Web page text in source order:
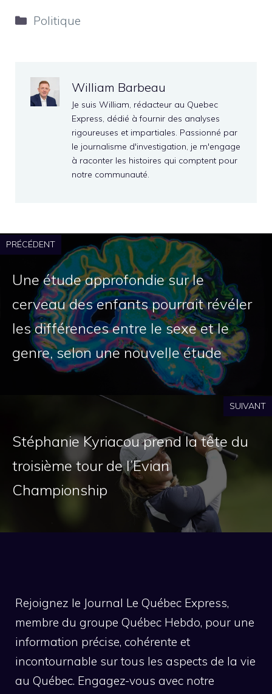
Catégories
Politique
William Barbeau
Je suis William, rédacteur au Quebec
Express, dédié à fournir des analyses
rigoureuses et impartiales. Passionné par
le journalisme d'investigation, je m'engage
à raconter les histoires qui comptent pour
notre communauté.
PRÉCÉDENT
Une étude approfondie sur le
cerveau des enfants pourrait révéler
les différences entre le sexe et le
genre, selon une nouvelle étude
SUIVANT
Stéphanie Kyriacou prend la tête du
troisième tour de l’Evian
Championship
Rejoignez le Journal Le Québec Express,
membre du groupe Québec Hebdo, pour une
information précise, cohérente et
incontournable sur tous les aspects de la vie
au Québec. Engagez-vous avec notre